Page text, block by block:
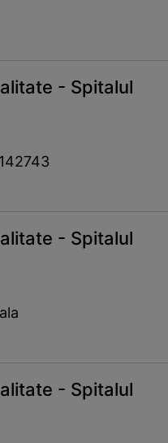
- Spitalul
- Spitalul
- Spitalul